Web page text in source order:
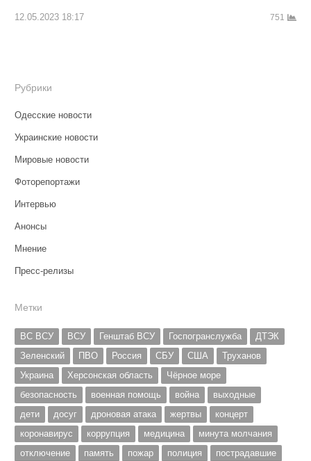
12.05.2023 18:17 751
Рубрики
Одесские новости
Украинские новости
Мировые новости
Фоторепортажи
Интервью
Анонсы
Мнение
Пресс-релизы
Метки
ВС ВСУ ВСУ Генштаб ВСУ Госпогранслужба
ДТЭК
Зеленский
ПВО Россия СБУ США
Труханов
Украина
Херсонская область
Чёрное море
безопасность
военная помощь война
выходные
дети
досуг дроновая атака жертвы
концерт
коронавирус
коррупция медицина
минута молчания
отключение
память пожар полиция
пострадавшие